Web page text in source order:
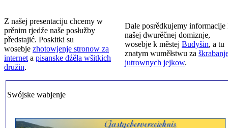
Z našej presentaciju chcemy w
prěnim rjedźe naše posłužby
předstajić. Poskitki su
wosebje zhotowjenje stronow za
interneta pisanske dźěła wšitkich
družin.
Dale posrědkujemy informacije
našej dwurěčnej domiznje,
wosebje k městej Budyšin, a tu
znatym wuměłstwu za
jutrownych jejkow.
Swójske wabjenje